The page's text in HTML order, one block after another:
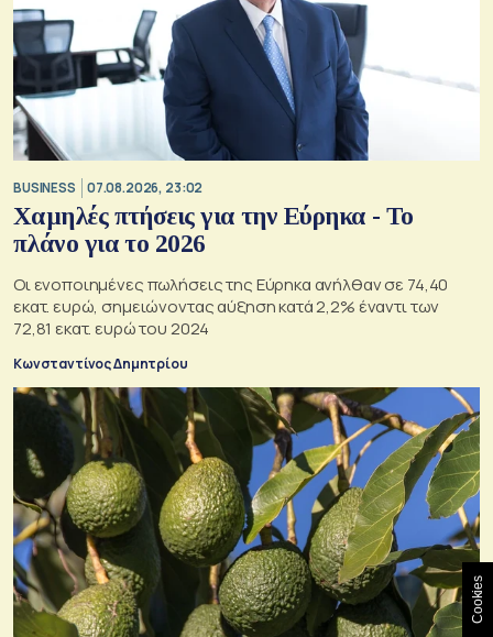
BUSINESS 07.08.2026, 23:02
Χαμηλές πτήσεις για την Εύρηκα - Το
πλάνο για το 2026
Οι ενοποιημένες πωλήσεις της Εύρηκα ανήλθαν σε 74,40
εκατ. ευρώ, σημειώνοντας αύξηση κατά 2,2% έναντι των
72,81 εκατ. ευρώ του 2024
Κωνσταντίνος Δημητρίου
Cookies